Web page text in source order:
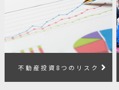
不動産投資8つのリスク